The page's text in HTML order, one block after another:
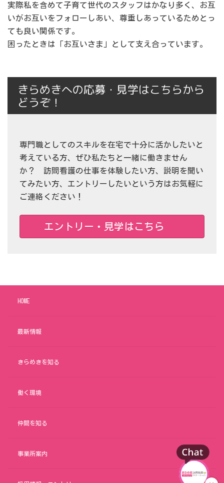
実際私を含めて子育て世代のスタッフはかなり多く、お互
いがお互いをフォローしあい、尊重しあっているためとっ
ても良い関係です。
困ったときは「お互いさま」として支え合っています。
きらめきへの応募・見学はこちらから
どうぞ！
専門職としてのスキルを在宅で十分に活かしたいと
考えている方、ぜひ私たちと一緒に働きません
か？ 訪問看護の仕事を体験したい方、説明を聞い
てみたい方、エントリーしたいという方はお気軽に
ご連絡ください！
エントリー・見学はこちら
HOME
最新情報
きらめきを知る
働く環境
仲間を知る
事業所案内